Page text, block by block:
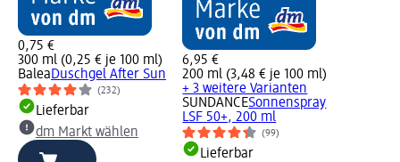
0,75 €
300 ml (0,25 € je 100 ml)
BaleaDuschgel After Sun
(232)
Lieferbar
dm Markt wählen
6,95 €
200 ml (3,48 € je 100 ml)
+ 3 weitere Varianten
SUNDANCESonnenspray
LSF 50+, 200 ml
(99)
Lieferbar